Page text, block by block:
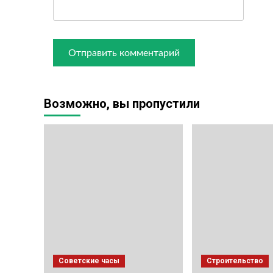
Возможно, вы пропустили
Советские часы Строительство